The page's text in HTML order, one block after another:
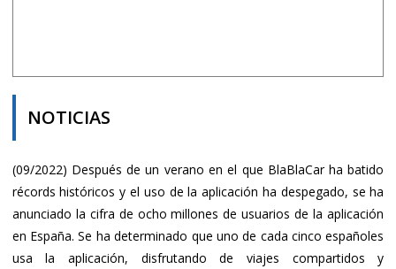
NOTICIAS
(09/2022) Después de un verano en el que BlaBlaCar ha batido
récords históricos y el uso de la aplicación ha despegado, se ha
anunciado la cifra de ocho millones de usuarios de la aplicación
en España. Se ha determinado que uno de cada cinco españoles
usa la aplicación, disfrutando de viajes compartidos y